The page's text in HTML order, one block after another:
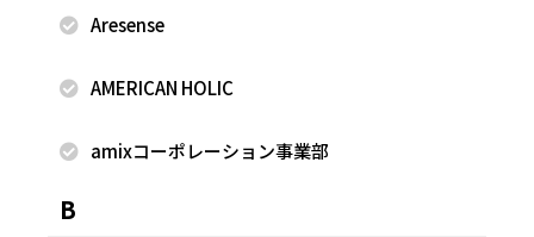
を合わせた夏のカジュアルコーデ。 袖のロールアップがポイ
てくれる5分袖。 SIPULIらしいポップなカラーが遊び心のあ
ントインすることで脚長効果を狙います。 ■着用サイズ■ T
「着用アイテム」をご覧ください。
Aresense
AMERICAN HOLIC
amixコーポレーション事業部
B